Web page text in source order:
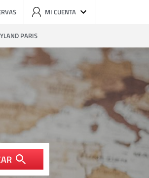
MI CUENTA
PARIS